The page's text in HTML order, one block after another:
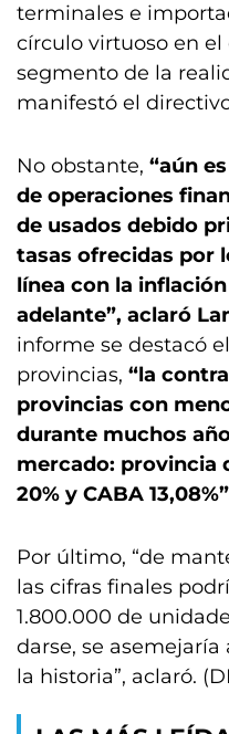
terminales e
círculo virtuoso en
segmento de la
manifestó el
No obstante, “aún
de operaciones
de usados debido
tasas ofrecidas por
línea con la
adelante”, aclaró
informe se destacó
provincias, “la
provincias con
durante muchos
mercado: provincia
20% y CABA
Por último, “de
las cifras finales
1.800.000 de
darse, se asemejaría
la historia”, aclaró.